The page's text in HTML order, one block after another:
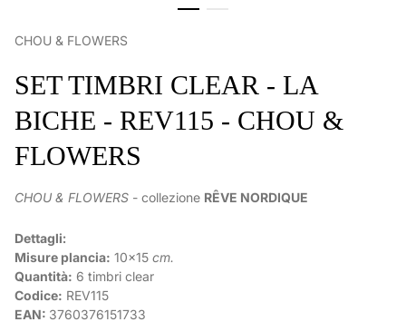
CHOU & FLOWERS
SET TIMBRI CLEAR - LA
BICHE - REV115 - CHOU &
FLOWERS
CHOU & FLOWERS - collezione RÊVE NORDIQUE
Dettagli:
Misure plancia: 10x15 cm.
Quantità: 6 timbri clear
Codice: REV115
EAN: 3760376151733